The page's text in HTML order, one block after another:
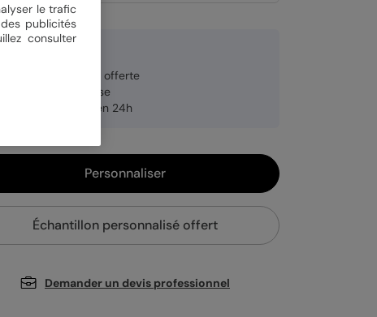
Enveloppe blanche offerte
Fabrication française
Expédition rapide en 24h
Personnaliser
Échantillon personnalisé offert
Demander un devis professionnel
le trafic
publicités
consulter